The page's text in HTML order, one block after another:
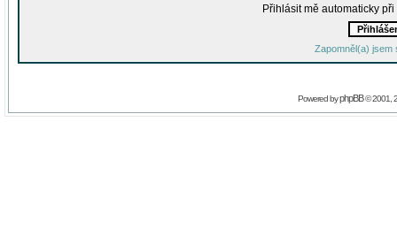
Přihlásit mě automaticky
Zapomněl(a) jsem
Powered byphpBB© 2001,